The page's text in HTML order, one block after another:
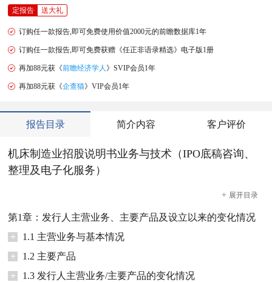
定报告 送大礼
订购任一款报告,即可免费使用价值2000元的前瞻数据库1年
订购任一款报告,即可免费获赠《任正非语录精选》电子版1册
再加88元获《前瞻经济学人 》SVIP会员1年
再加88元获《企查猫》VIP会员1年
报告目录 简介内容 客户评价
机床制造业招股说明书业务与技术（IPO底稿咨询、
整理及电子化服务）
+ 展开目录
第1章：发行人主营业务、主要产品及设立以来的变化情况
+
1.1 主营业务与基本情况
+
1.2 主要产品
+
1.3 发行人主营业务/主要产品的变化情况